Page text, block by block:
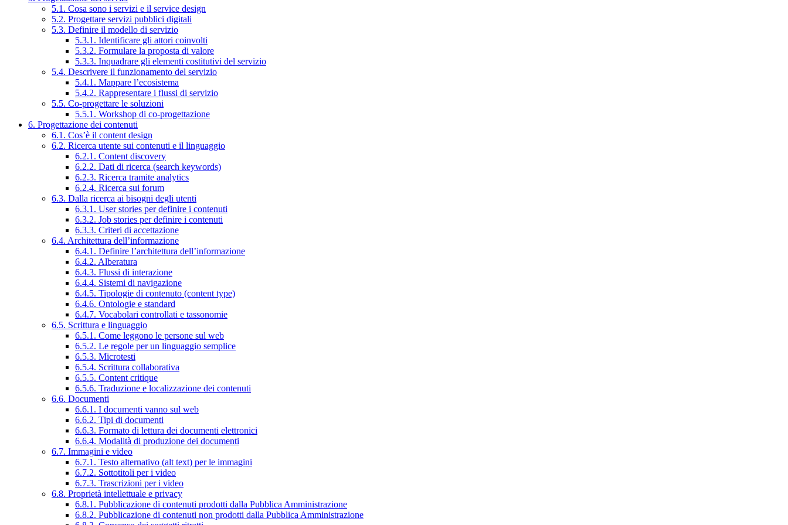
5.1. Cosa sono i servizi e il service design
5.2. Progettare servizi pubblici digitali
5.3. Definire il modello di servizio
5.3.1. Identificare gli attori coinvolti
5.3.2. Formulare la proposta di valore
5.3.3. Inquadrare gli elementi costitutivi del servizio
5.4. Descrivere il funzionamento del servizio
5.4.1. Mappare l’ecosistema
5.4.2. Rappresentare i flussi di servizio
5.5. Co-progettare le soluzioni
5.5.1. Workshop di co-progettazione
6. Progettazione dei contenuti
6.1. Cos’è il content design
6.2. Ricerca utente sui contenuti e il linguaggio
6.2.1. Content discovery
6.2.2. Dati di ricerca (search keywords)
6.2.3. Ricerca tramite analytics
6.2.4. Ricerca sui forum
6.3. Dalla ricerca ai bisogni degli utenti
6.3.1. User stories per definire i contenuti
6.3.2. Job stories per definire i contenuti
6.3.3. Criteri di accettazione
6.4. Architettura dell’informazione
6.4.1. Definire l’architettura dell’informazione
6.4.2. Alberatura
6.4.3. Flussi di interazione
6.4.4. Sistemi di navigazione
6.4.5. Tipologie di contenuto (content type)
6.4.6. Ontologie e standard
6.4.7. Vocabolari controllati e tassonomie
6.5. Scrittura e linguaggio
6.5.1. Come leggono le persone sul web
6.5.2. Le regole per un linguaggio semplice
6.5.3. Microtesti
6.5.4. Scrittura collaborativa
6.5.5. Content critique
6.5.6. Traduzione e localizzazione dei contenuti
6.6. Documenti
6.6.1. I documenti vanno sul web
6.6.2. Tipi di documenti
6.6.3. Formato di lettura dei documenti elettronici
6.6.4. Modalità di produzione dei documenti
6.7. Immagini e video
6.7.1. Testo alternativo (alt text) per le immagini
6.7.2. Sottotitoli per i video
6.7.3. Trascrizioni per i video
6.8. Proprietà intellettuale e privacy
6.8.1. Pubblicazione di contenuti prodotti dalla Pubblica Amministrazione
6.8.2. Pubblicazione di contenuti non prodotti dalla Pubblica Amministrazione